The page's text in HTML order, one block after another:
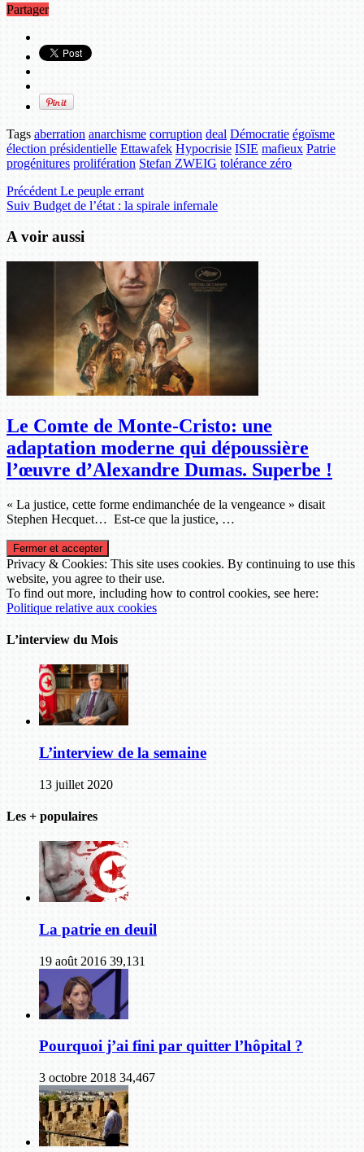
Partager
Tags aberration anarchisme corruption deal Démocratie égoïsme
élection présidentielle Ettawafek Hypocrisie ISIE mafieux Patrie
progénitures prolifération Stefan ZWEIG tolérance zéro
Précédent Le peuple errant
Suiv Budget de l’état : la spirale infernale
A voir aussi
Le Comte de Monte-Cristo: une
adaptation moderne qui dépoussière
l’œuvre d’Alexandre Dumas. Superbe !
« La justice, cette forme endimanchée de la vengeance » disait
Stephen Hecquet… Est-ce que la justice, …
Privacy & Cookies: This site uses cookies. By continuing to use this
website, you agree to their use.
To find out more, including how to control cookies, see here:
Politique relative aux cookies
L’interview du Mois
L’interview de la semaine
13 juillet 2020
Les + populaires
La patrie en deuil
19 août 2016 39,131
Pourquoi j’ai fini par quitter l’hôpital ?
3 octobre 2018 34,467